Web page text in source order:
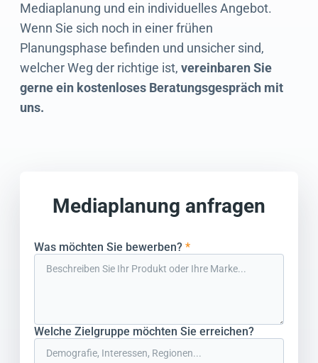
Mediaplanung und ein individuelles Angebot.
Wenn Sie sich noch in einer frühen
Planungsphase befinden und unsicher sind,
welcher Weg der richtige ist, vereinbaren Sie
gerne ein kostenloses Beratungsgespräch mit
uns.
Mediaplanung anfragen
Was möchten Sie bewerben? *
Welche Zielgruppe möchten Sie erreichen?